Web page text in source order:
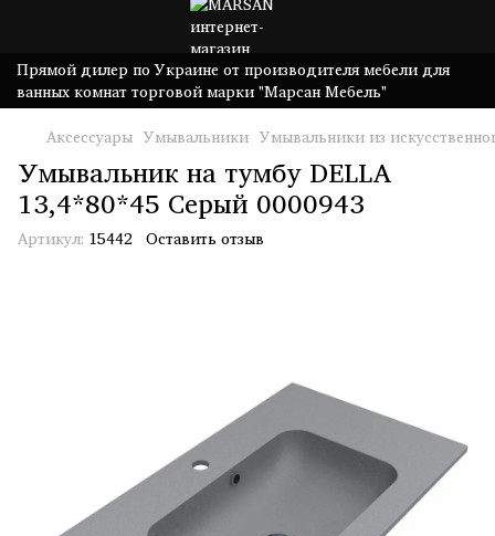
Прямой дилер по Украине от производителя мебели для
ванных комнат торговой марки "Марсан Мебель"
Аксессуары Умывальники Умывальники из
Умывальник на тумбу DELLA
13,4*80*45 Серый 0000943
Артикул: 15442 Оставить отзыв